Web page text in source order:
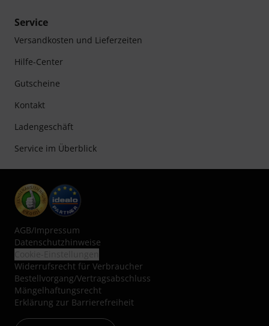
Service
Versandkosten und Lieferzeiten
Hilfe-Center
Gutscheine
Kontakt
Ladengeschäft
Service im Überblick
AGB/Impressum
Datenschutzhinweise
Widerrufsrecht für Verbraucher
Bestellvorgang/Vertragsabschluss
Mängelhaftungsrecht
Erklärung zur Barrierefreiheit